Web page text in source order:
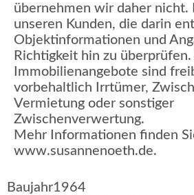
übernehmen wir daher nicht.
unseren Kunden, die darin
Objektinformationen und
Richtigkeit hin zu überprüfen.
Immobilienangebote sind
vorbehaltlich Irrtümer,
Vermietung oder sonstiger
Zwischenverwertung.
Mehr Informationen finden
www.susannenoeth.de.
Baujahr1964